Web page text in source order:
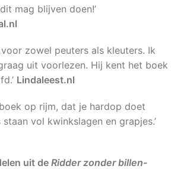
mag blijven doen!’
voor zowel peuters als kleuters. Ik
uit voorlezen. Hij kent het boek
Lindaleest.nl
op rijm, dat je hardop doet
vol kwinkslagen en grapjes.’
uit de Ridder zonder billen-